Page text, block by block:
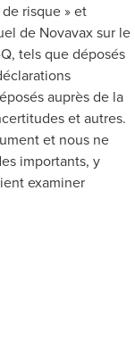
risque » et
de Novavax sur le
tels que déposés
auprès de la
et autres.
et nous ne
importants, y
examiner